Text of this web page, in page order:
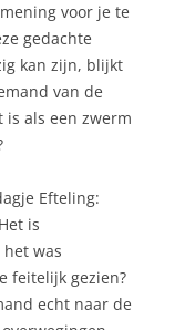
voor je te
gedachte
kan zijn, blijkt
van de
is als een zwerm
Efteling:
is
was
feitelijk gezien?
echt naar de